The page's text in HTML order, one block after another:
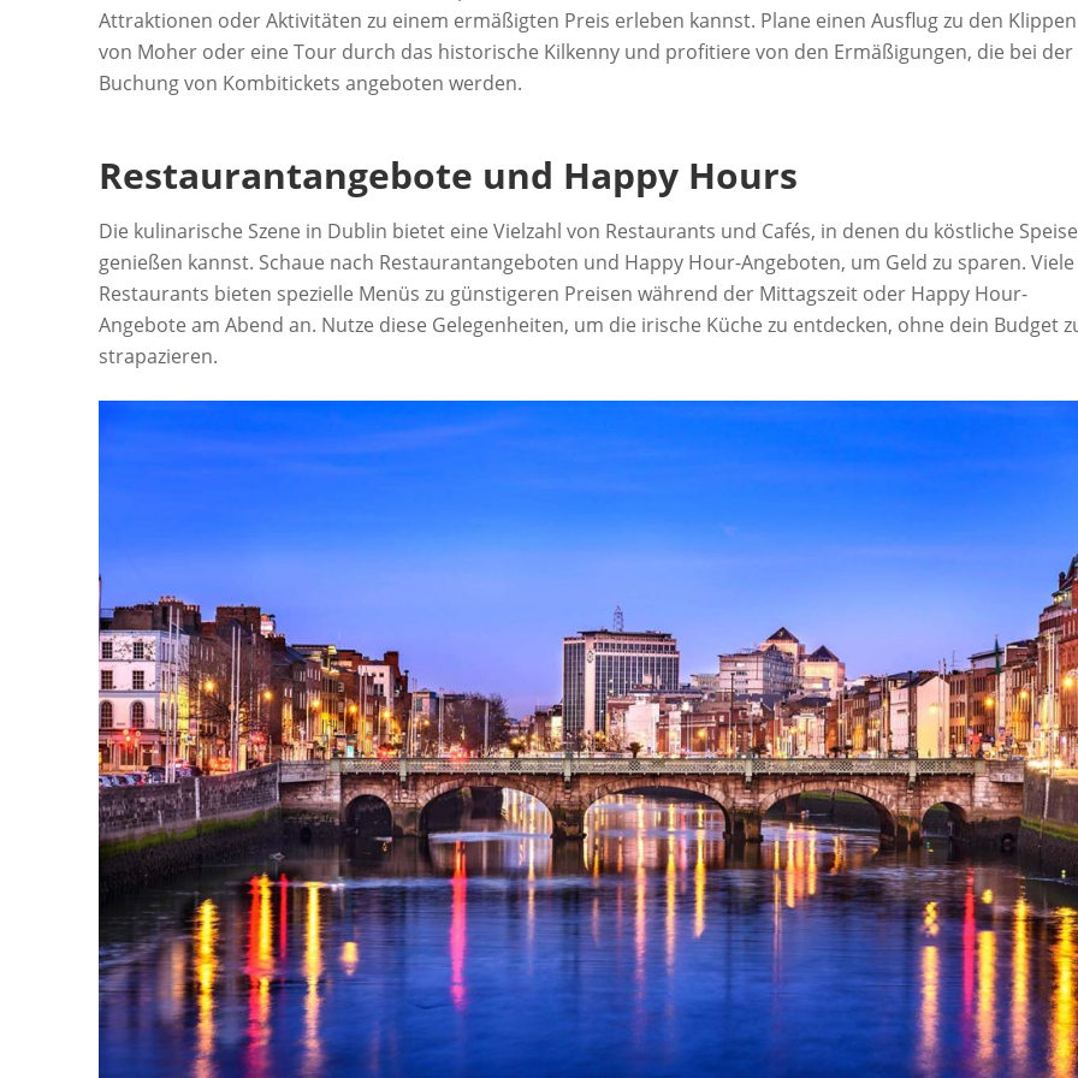
Attraktionen oder Aktivitäten zu einem ermäßigten Preis erleben kannst. Plane einen Ausflug zu den Klippen
von Moher oder eine Tour durch das historische Kilkenny und profitiere von den Ermäßigungen, die bei der
Buchung von Kombitickets angeboten werden.
Restaurantangebote und Happy Hours
Die kulinarische Szene in Dublin bietet eine Vielzahl von Restaurants und Cafés, in denen du köstliche
genießen kannst. Schaue nach Restaurantangeboten und Happy Hour-Angeboten, um Geld zu sparen. Viele
Restaurants bieten spezielle Menüs zu günstigeren Preisen während der Mittagszeit oder Happy Hour-
Angebote am Abend an. Nutze diese Gelegenheiten, um die irische Küche zu entdecken, ohne dein Budget
strapazieren.